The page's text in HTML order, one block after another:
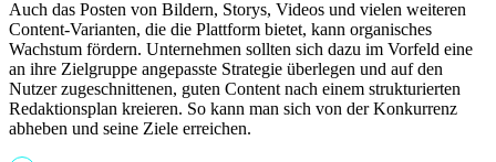
Auch das Posten von Bildern, Storys, Videos und vielen weiteren
Content-Varianten, die die Plattform bietet, kann organisches
Wachstum fördern. Unternehmen sollten sich dazu im Vorfeld eine
an ihre Zielgruppe angepasste Strategie überlegen und auf den
Nutzer zugeschnittenen, guten Content nach einem strukturierten
Redaktionsplan kreieren. So kann man sich von der Konkurrenz
abheben und seine Ziele erreichen.